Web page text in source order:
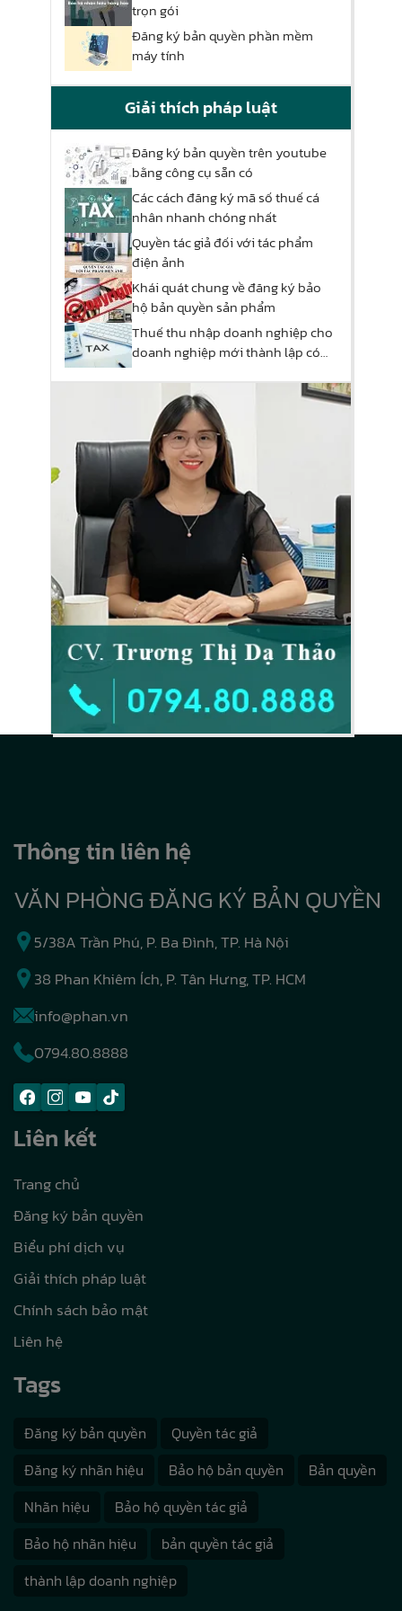
trọn gói
Đăng ký bản quyền phần mềm
máy tính
Giải thích pháp luật
Đăng ký bản quyền trên youtube
bằng công cụ sẵn có
Các cách đăng ký mã số thuế cá
nhân nhanh chóng nhất
Quyền tác giả đối với tác phẩm
điện ảnh
Khái quát chung về đăng ký bảo
hộ bản quyền sản phẩm
Thuế thu nhập doanh nghiệp cho
doanh nghiệp mới thành lập có
Thông tin liên hệ
VĂN PHÒNG ĐĂNG KÝ BẢN QUYỀN
5/38A Trần Phú, P. Ba Đình, TP. Hà Nội
38 Phan Khiêm Ích, P. Tân Hưng, TP. HCM
info@phan.vn
0794.80.8888
Liên kết
Trang chủ
Đăng ký bản quyền
Biểu phí dịch vụ
Giải thích pháp luật
Chính sách bảo mật
Liên hệ
Tags
Đăng ký bản quyền
Quyền tác giả
Đăng ký nhãn hiệu
Bảo hộ bản quyền
Bản quyền
Nhãn hiệu
Bảo hộ quyền tác giả
Bảo hộ nhãn hiệu
bản quyền tác giả
thành lập doanh nghiệp